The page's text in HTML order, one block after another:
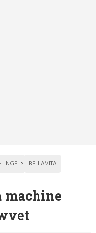
BELLAVITA
machine